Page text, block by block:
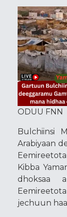
ODUU FNN
Bulchiinsi
Arabiyaan
Kibba
dhoksaa
jechuun